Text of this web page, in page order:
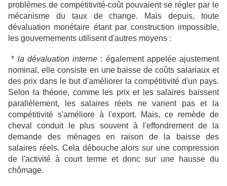
problèmes de compétitivité-coût pouvaient se régler par le
mécanisme du taux de change. Mais depuis, toute
dévaluation monétaire étant par construction impossible,
les gouvernements utilisent d'autres moyens :
* la dévaluation interne : également appelée ajustement
nominal, elle consiste en une baisse de coûts salariaux et
des prix dans le but d'améliorer la compétitivité d'un pays.
Selon la théorie, comme les prix et les salaires baissent
parallèlement, les salaires réels ne varient pas et la
compétitivité s'améliore à l'export. Mais, ce remède de
cheval conduit le plus souvent à l'effondrement de la
demande des ménages en raison de la baisse des
salaires réels. Cela débouche alors sur une compression
de l'activité à court terme et donc sur une hausse du
chômage.